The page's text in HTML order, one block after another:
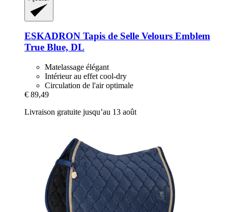
ESKADRON Tapis de Selle Velours Emblem
True Blue, DL
Matelassage élégant
Intérieur au effet cool-dry
Circulation de l'air optimale
€ 89,49
Livraison gratuite jusqu’au 13 août